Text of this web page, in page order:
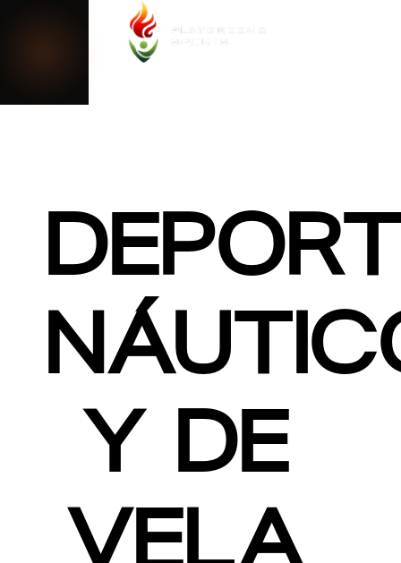
CERRAR
Y DE
VELA